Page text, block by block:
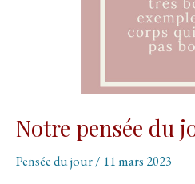
Notre pensée du
Pensée du jour/ 11 mars 2023